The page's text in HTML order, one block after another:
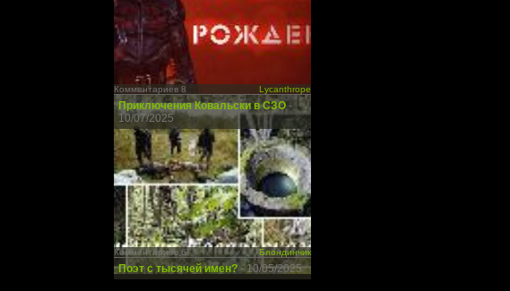
Комментариев 8 Lycanthrope
Приключения Ковальски в СЗО-
10/07/2025
Комментариев 6 Блондинчик
Поэт с тысячей имен? - 10/05/2025